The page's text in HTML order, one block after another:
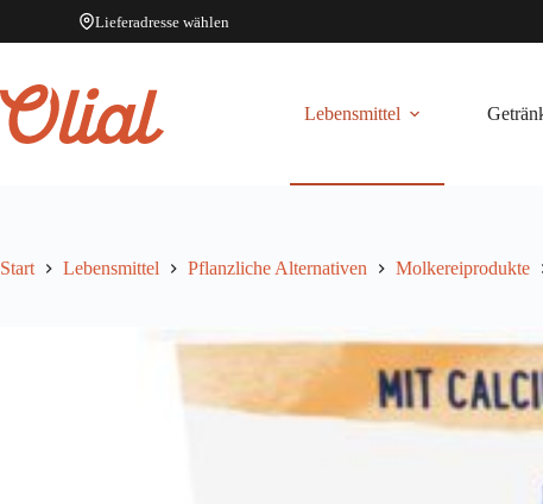
Lieferadresse wählen
springen
Lebensmittel
Start Lebensmittel Pflanzliche Alternativen Molkereiprodukte